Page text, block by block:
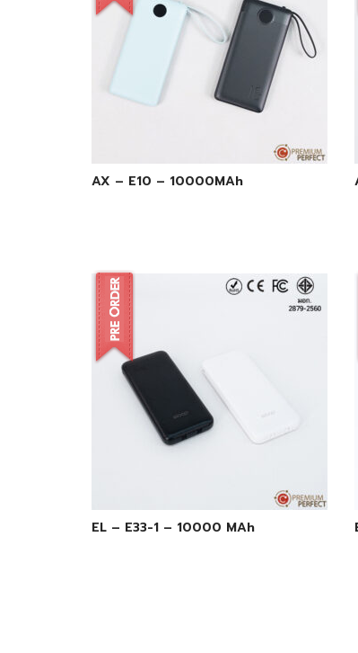
AX – E10 – 10000MAh
EL – E33-1 – 10000 MAh